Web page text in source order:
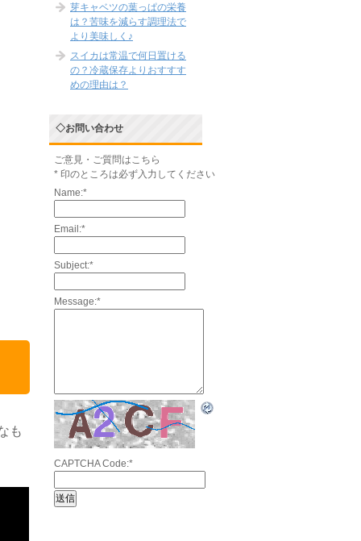
も
芽キャベツの葉っぱの栄養
は？苦味を減らす調理法で
より美味しく♪
スイカは常温で何日置ける
の？冷蔵保存よりおすすす
めの理由は？
◇お問い合わせ
ご意見・ご質問はこちら
* 印のところは必ず入力してください
Name:*
Email:*
Subject:*
Message:*
CAPTCHA Code:*